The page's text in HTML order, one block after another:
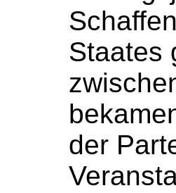
Staates
der